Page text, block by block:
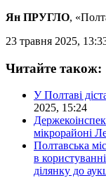
Ян ПРУГЛО,
23 травня 2025,
Читайте також:
У Полтаві
2025, 15:24
мікрорайоні
Полтавська
в
ділянку до